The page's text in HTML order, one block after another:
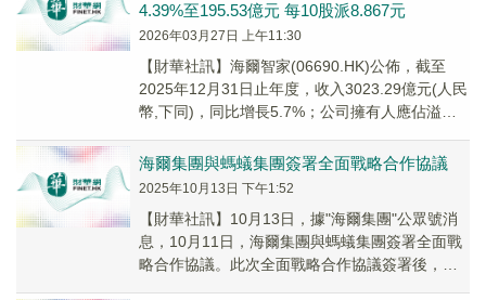
4.39%至195.53億元 每10股派8.867元
2026年03月27日 上午11:30
【財華社訊】海爾智家(06690.HK)公佈，截至
2025年12月31日止年度，收入3023.29億元(人民
幣,下同)，同比增長5.7%；公司擁有人應佔溢利
海爾集團與螞蟻集團簽署全面戰略合作協議
2025年10月13日 下午1:52
【財華社訊】10月13日，據"海爾集團"公眾號消
息，10月11日，海爾集團與螞蟻集團簽署全面戰
略合作協議。此次全面戰略合作協議簽署後，雙